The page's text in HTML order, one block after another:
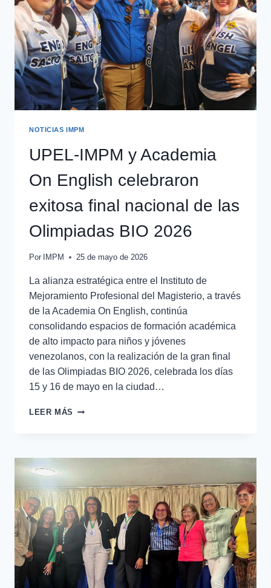
NOTICIAS IMPM
UPEL-IMPM y Academia
On English celebraron
exitosa final nacional de las
Olimpiadas BIO 2026
Por IMPM 25 de mayo de 2026
La alianza estratégica entre el Instituto de
Mejoramiento Profesional del Magisterio, a través
de la Academia On English, continúa
consolidando espacios de formación académica
de alto impacto para niños y jóvenes
venezolanos, con la realización de la gran final
de las Olimpiadas BIO 2026, celebrada los días
15 y 16 de mayo en la ciudad…
LEER MÁS